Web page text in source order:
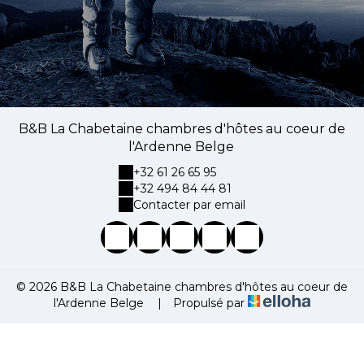
B&B La Chabetaine chambres d'hôtes au coeur de
l'Ardenne Belge
+32 61 26 65 95
+32 494 84 44 81
Contacter par email
© 2026 B&B La Chabetaine chambres d'hôtes au coeur de
l'Ardenne Belge
| Propulsé par